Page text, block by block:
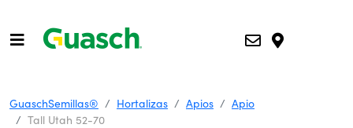
GuaschSemillas® Hortalizas Apios
Apio
Tall Utah 52-70